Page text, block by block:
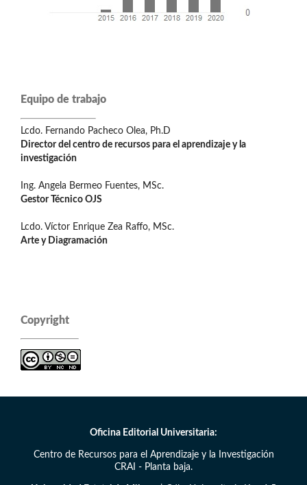
Equipo de trabajo
Lcdo. Fernando Pacheco Olea, Ph.D
Director del centro de recursos para el aprendizaje y la
investigación
Ing. Angela Bermeo Fuentes, MSc.
Gestor Técnico OJS
Lcdo. Víctor Enrique Zea Raffo, MSc.
Arte y Diagramación
Copyright
Oficina Editorial Universitaria:
Centro de Recursos para el Aprendizaje y la Investigación
CRAI - Planta baja.